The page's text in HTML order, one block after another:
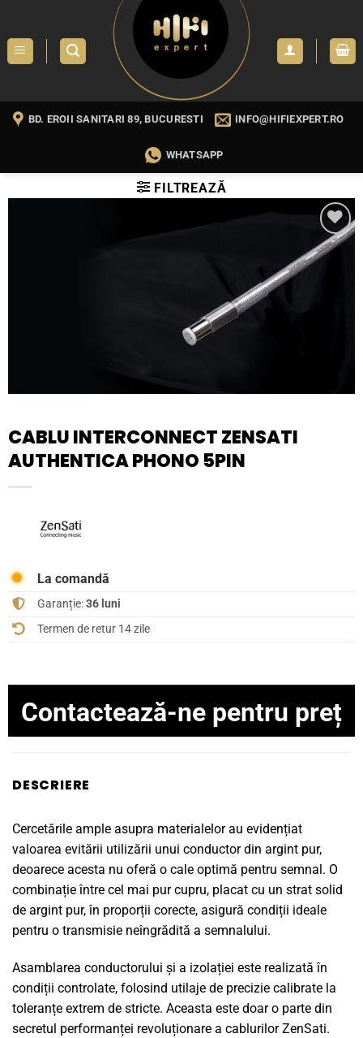
content
BD. EROII SANITARI 89, BUCURESTI INFO@HIFIEXPERT.RO
WHATSAPP
FILTREAZĂ
WISHLIST
CABLU INTERCONNECT ZENSATI
AUTHENTICA PHONO 5PIN
La comandă
Garanție:36 luni
Termen de retur 14 zile
Contactează-ne pentru preț
DESCRIERE
Cercetările ample asupra materialelor au evidențiat
valoarea evitării utilizării unui conductor din argint pur,
deoarece acesta nu oferă o cale optimă pentru semnal. O
combinație între cel mai pur cupru, placat cu un strat solid
de argint pur, în proporții corecte, asigură condiții ideale
pentru o transmisie neîngrădită a semnalului.
Asamblarea conductorului și a izolației este realizată în
condiții controlate, folosind utilaje de precizie calibrate la
toleranțe extrem de stricte. Aceasta este doar o parte din
secretul performanței revoluționare a cablurilor ZenSati.